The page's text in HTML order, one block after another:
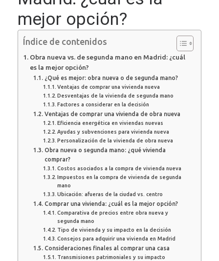
mejor opción?
Índice de contenidos
Obra nueva vs. de segunda mano en Madrid: ¿cuál
es la mejor opción?
¿Qué es mejor: obra nueva o de segunda mano?
Ventajas de comprar una vivienda nueva
Desventajas de la vivienda de segunda mano
Factores a considerar en la decisión
Ventajas de comprar una vivienda de obra nueva
Eficiencia energética en viviendas nuevas
Ayudas y subvenciones para vivienda nueva
Personalización de la vivienda de obra nueva
Obra nueva o segunda mano: ¿qué vivienda
comprar?
Costos asociados a la compra de vivienda nueva
Impuestos en la compra de vivienda de segunda
mano
Ubicación: afueras de la ciudad vs. centro
Comprar una vivienda: ¿cuál es la mejor opción?
Comparativa de precios entre obra nueva y
segunda mano
Tipo de vivienda y su impacto en la decisión
Consejos para adquirir una vivienda en Madrid
Consideraciones finales al comprar una casa
Transmisiones patrimoniales y su impacto